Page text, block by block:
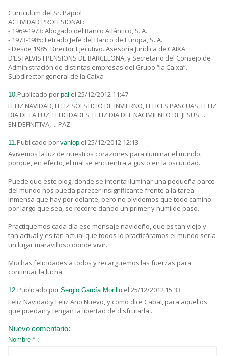
Curriculum del Sr. Papiol
ACTIVIDAD PROFESIONAL:
- 1969-1973: Abogado del Banco Atlántico, S. A.
- 1973-1985: Letrado Jefe del Banco de Europa, S. A.
- Desde 1985, Director Ejecutivo. Asesoría Jurídica de CAIXA
D’ESTALVIS I PENSIONS DE BARCELONA, y Secretario del Consejo de
Administración de distintas empresas del Grupo “la Caixa”.
Subdirector general de la Caixa
10.Publicado por pal el 25/12/2012 11:47
FELIZ NAVIDAD, FELIZ SOLSTICIO DE INVIERNO, FELICES PASCUAS, FELIZ
DIA DE LA LUZ, FELICIDADES, FELIZ DIA DEL NACIMIENTO DE JESUS, ...
EN DEFINITIVA, ... PAZ.
11.Publicado por vanlop el 25/12/2012 12:13
Avivemos la luz de nuestros corazones para iluminar el mundo,
porque, en efecto, el mal se encuentra a gusto en la oscuridad.
Puede que este blog, donde se intenta iluminar una pequeña parce
del mundo nos pueda parecer insignificante frente a la tarea
inmensa que hay por delante, pero no olvidemos que todo camino
por largo que sea, se recorre dando un primer y humilde paso.
Practiquemos cada día ese mensaje navideño, que es tan viejo y
tan actual y es tan actual que todos lo practicáramos el mundo sería
un lugar maravilloso donde vivir.
Muchas felicidades a todos y recarguemos las fuerzas para
continuar la lucha.
12.Publicado por Sergio García Morillo el 25/12/2012 15:33
Feliz Navidad y Feliz Año Nuevo, y como dice Cabal, para aquellos
que puedan y tengan la libertad de disfrutarla...
Nuevo comentario:
Nombre * :